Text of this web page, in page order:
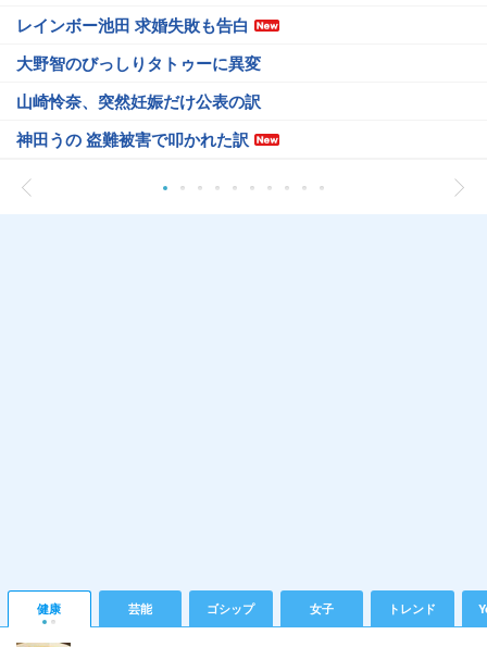
レインボー池田 求婚失敗も告白
大野智のびっしりタトゥーに異変
山崎怜奈、突然妊娠だけ公表の訳
神田うの 盗難被害で叩かれた訳
健康 芸能 ゴシップ 女子 トレンド